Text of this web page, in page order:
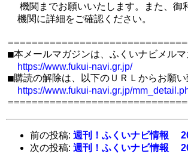
機関までお願いいたします。また、御
機関に詳細をご確認ください。
■本メールマガジンは、ふくいナビメル
https://www.fukui-navi.gr.jp/
■購読の解除は、以下のＵＲＬからお願い
https://www.fukui-navi.gr.jp/
前の投稿: 週刊！ふくいナビ情報
次の投稿: 週刊！ふくいナビ情報